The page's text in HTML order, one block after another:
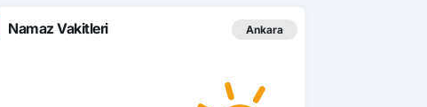
Namaz Vakitleri Ankara